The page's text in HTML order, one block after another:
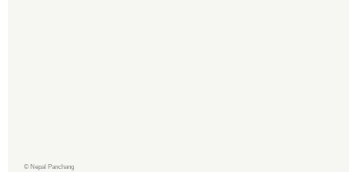
© Nepal Panchang